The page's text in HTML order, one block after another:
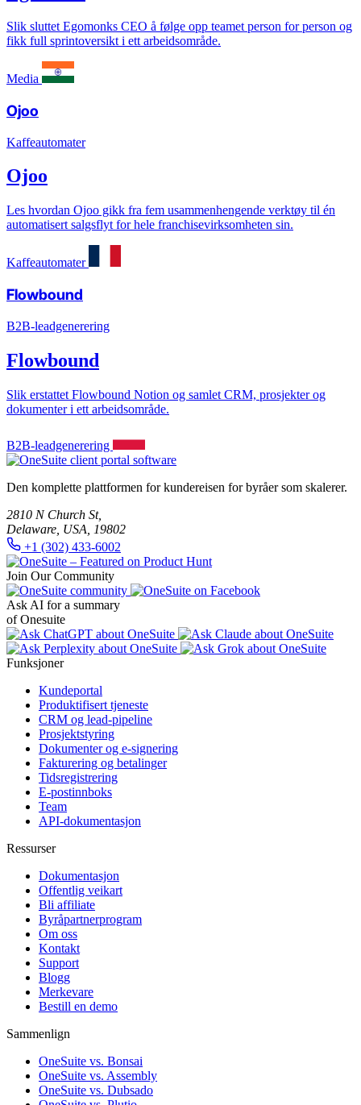
Slik sluttet Egomonks CEO å følge opp teamet person for person og
fikk full sprintoversikt i ett arbeidsområde.
Media
Ojoo
Kaffeautomater
Ojoo
Les hvordan Ojoo gikk fra fem usammenhengende verktøy til én
automatisert salgsflyt for hele franchisevirksomheten sin.
Kaffeautomater
Flowbound
B2B-leadgenerering
Flowbound
Slik erstattet Flowbound Notion og samlet CRM, prosjekter og
dokumenter i ett arbeidsområde.
B2B-leadgenerering
Den komplette plattformen for kundereisen for byråer som skalerer.
2810 N Church St,
Delaware, USA, 19802
+1 (302) 433-6002
Join Our Community
Ask AI for a summary
of Onesuite
Funksjoner
Kundeportal
Produktifisert tjeneste
CRM og lead-pipeline
Prosjektstyring
Dokumenter og e-signering
Fakturering og betalinger
Tidsregistrering
E-postinnboks
Team
API-dokumentasjon
Ressurser
Dokumentasjon
Offentlig veikart
Bli affiliate
Byråpartnerprogram
Om oss
Kontakt
Support
Blogg
Merkevare
Bestill en demo
Sammenlign
OneSuite vs. Bonsai
OneSuite vs. Assembly
OneSuite vs. Dubsado